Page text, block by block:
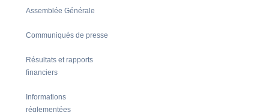
Assemblée Générale
Communiqués de presse
Résultats et rapports
financiers
Informations
réglementées